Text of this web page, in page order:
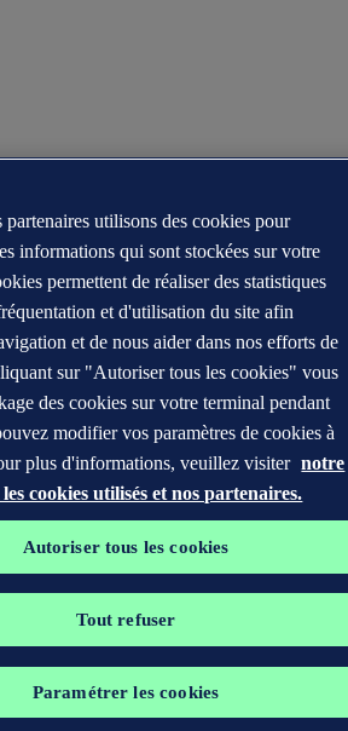
partenaires utilisons des cookies pour
informations qui sont stockées sur votre
permettent de réaliser des statistiques
et d'utilisation du site afin
et de nous aider dans nos efforts de
sur "Autoriser tous les cookies" vous
des cookies sur votre terminal pendant
modifier vos paramètres de cookies à
plus d'informations, veuillez visiter notre
cookies utilisés et nos partenaires.
Autoriser tous les cookies
Tout refuser
Paramétrer les cookies